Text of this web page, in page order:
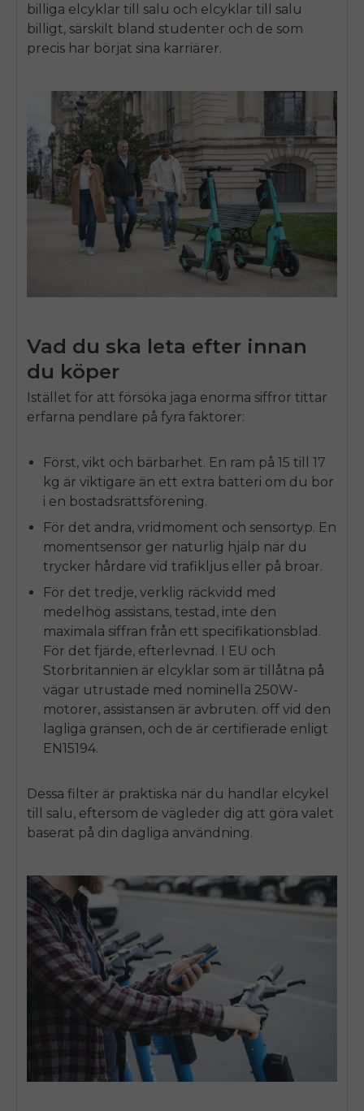
billiga elcyklar till salu och elcyklar till salu
billigt, särskilt bland studenter och de som
precis har börjat sina karriärer.
Vad du ska leta efter innan
du köper
Istället för att försöka jaga enorma siffror tittar
erfarna pendlare på fyra faktorer:
Först, vikt och bärbarhet. En ram på 15 till 17
kg är viktigare än ett extra batteri om du bor
i en bostadsrättsförening.
För det andra, vridmoment och sensortyp. En
momentsensor ger naturlig hjälp när du
trycker hårdare vid trafikljus eller på broar.
För det tredje, verklig räckvidd med
medelhög assistans, testad, inte den
maximala siffran från ett specifikationsblad.
För det fjärde, efterlevnad. I EU och
Storbritannien är elcyklar som är tillåtna på
vägar utrustade med nominella 250W-
motorer, assistansen är avbruten. off vid den
lagliga gränsen, och de är certifierade enligt
EN15194.
Dessa filter är praktiska när du handlar elcykel
till salu, eftersom de vägleder dig att göra valet
baserat på din dagliga användning.